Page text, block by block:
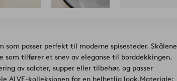
passer perfekt til moderne spisesteder. Skålene
som tilfører et snev av eleganse til borddekkingen.
av salater, supper eller tilbehør, og passer
ALVE-kolleksjonen for en helhetlig look.Materiale: